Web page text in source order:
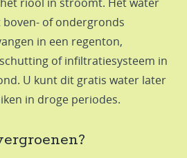
of ondergronds
in een regenton,
of infiltratiesysteem in
U kunt dit gratis water later
in droge periodes.